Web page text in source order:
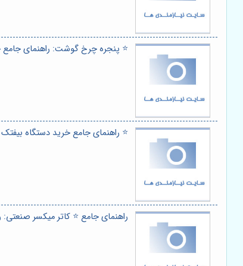
⭐️ پنجره چرخ گوشت: راهنمای جامع
⭐️ راهنمای جامع خرید دستگاه بیفتک
راهنمای جامع ⭐️ کاتر میکسر